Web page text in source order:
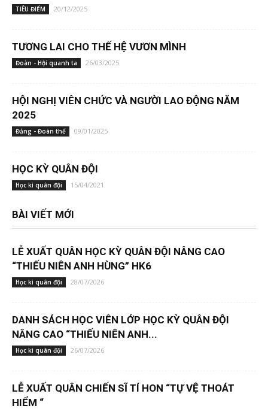
TIÊU ĐIỂM 20/12/2025
TƯƠNG LAI CHO THẾ HỆ VƯƠN MÌNH
Đoàn - Hội quanh ta 26/03/2025
HỘI NGHỊ VIÊN CHỨC VÀ NGƯỜI LAO ĐỘNG NĂM
2025
Đảng - Đoàn thể 09/01/2025
HỌC KỲ QUÂN ĐỘI
Học kì quân đội 15/04/2021
BÀI VIẾT MỚI
LỄ XUẤT QUÂN HỌC KỲ QUÂN ĐỘI NÂNG CAO
“THIẾU NIÊN ANH HÙNG” HK6
Học kì quân đội 28/07/2026
DANH SÁCH HỌC VIÊN LỚP HỌC KỲ QUÂN ĐỘI
NÂNG CAO “THIẾU NIÊN ANH...
Học kì quân đội 26/07/2026
LỄ XUẤT QUÂN CHIẾN SĨ TÍ HON “TỰ VỆ THOÁT
HIỂM “